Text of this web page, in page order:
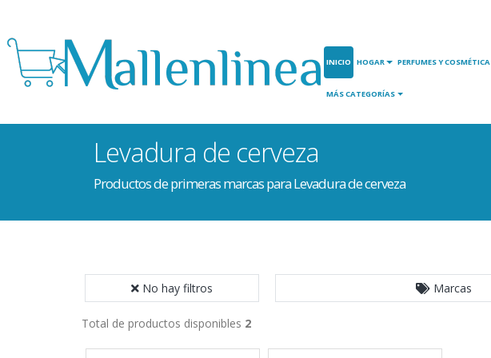
INICIO HOGAR PERFUMES Y COSMÉTICA
MÁS CATEGORÍAS
Levadura de cerveza
Productos de primeras marcas para Levadura de cerveza
No hay filtros Marcas
Total de productos disponibles 2